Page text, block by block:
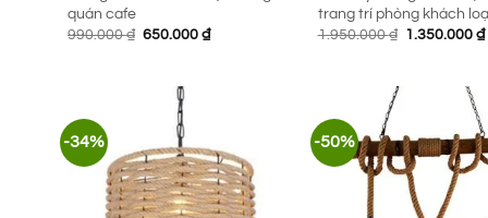
quán cafe
990.000₫ Giá
650.000₫Giá
trang trí phòng khách
1.950.000₫ Giá
1.350.000 ₫
-34% -50%